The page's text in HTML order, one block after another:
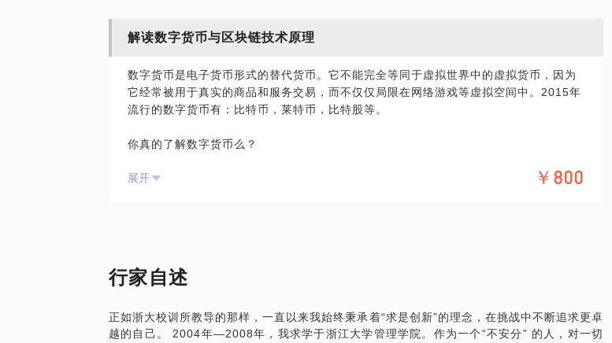
互联网金融如何选择适用的人才？
传统金融机构如何更好地转型做互联网金融，转型难点在哪里？
如何实现品牌推广，找对合适的合作伙伴和渠道？
针对人群：互联网金融领域从业者
PS：为更好的提高谈话质量，请在选择与我约谈前将问题具体化，便于我更好的提供建
传统金融机构如何向互联网金融转型
解读数字货币与区块链技术原理
数字货币是电子货币形式的替代货币。它不能完全等同于虚拟世界中的虚拟货币，因为
它经常被用于真实的商品和服务交易，而不仅仅局限在网络游戏等虚拟空间中。2015年
流行的数字货币有：比特币，莱特币，比特股等。
你真的了解数字货币么？
数字货币对金融体系的影响
数据货币在金融领域的应用
区块链是比特币的底层技术，像一个数据库账本，记载所有的交易记录。这项技术也因
展开 ￥800
行家自述
正如浙大校训所教导的那样，一直以来我始终秉承着“求是创新”的理念，在挑战中不断追求更卓
越的自己。 2004年—2008年，我求学于浙江大学管理学院。作为一个“不安分” 的人，对一切